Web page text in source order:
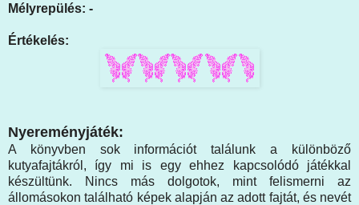
Mélyrepülés: -
Értékelés:
Nyereményjáték:
A könyvben sok információt találunk a különböző
kutyafajtákról, így mi is egy ehhez kapcsolódó játékkal
készültünk. Nincs más dolgotok, mint felismerni az
állomásokon található képek alapján az adott fajtát, és nevét